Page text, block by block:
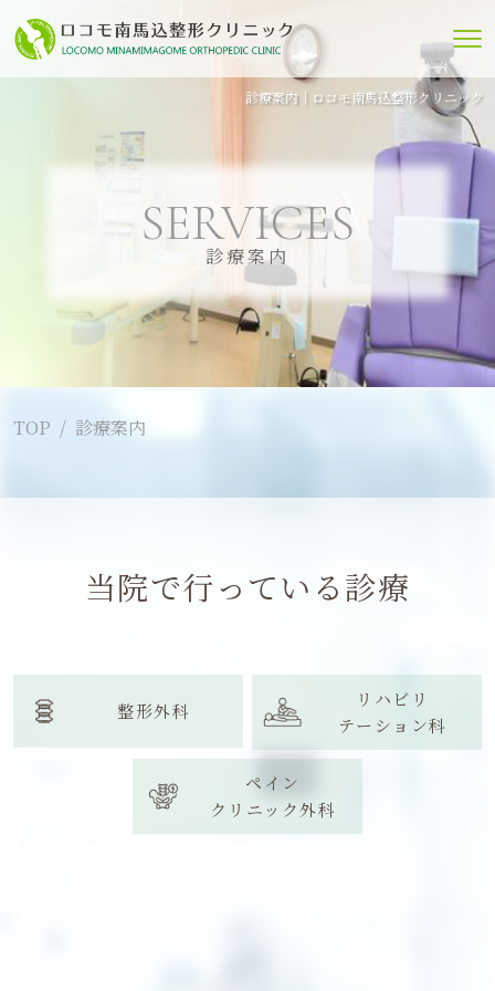
診療案内｜ロコモ南馬込整形クリニック
SERVICES
診療案内
TOP 診療案内
当院で行っている診療
整形外科
リハビリ
テーション科
ペイン
クリニック外科